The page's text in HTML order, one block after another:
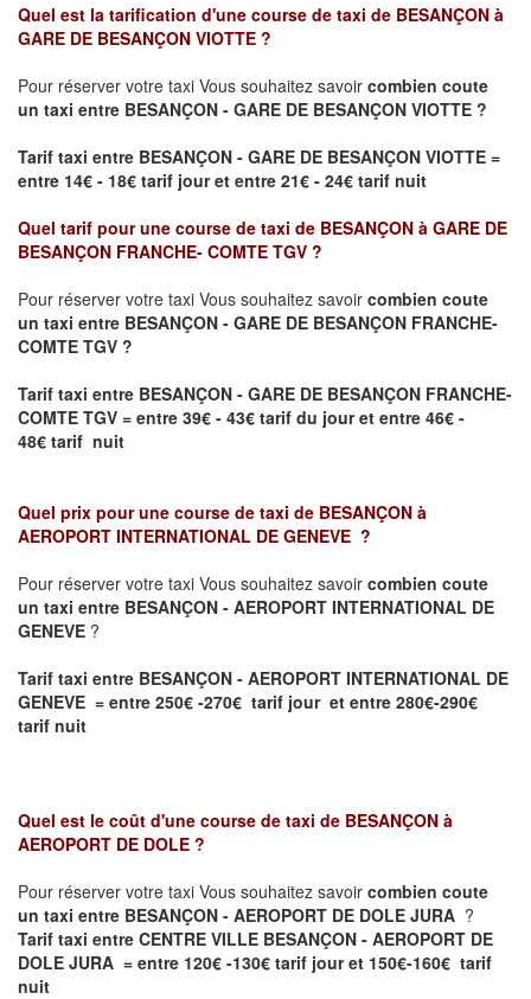
Quel est la tarification d'une course de taxi de BESANÇON à
GARE DE BESANÇON VIOTTE ?
Pour réserver votre taxi Vous souhaitez savoir combien coute
un taxi entre BESANÇON - GARE DE BESANÇON VIOTTE ?
Tarif taxi entre BESANÇON - GARE DE BESANÇON VIOTTE =
entre 14€ - 18€ tarif jour et entre 21€ - 24€ tarif nuit
Quel tarif pour une course de taxi de BESANÇON à GARE DE
BESANÇON FRANCHE- COMTE TGV ?
Pour réserver votre taxi Vous souhaitez savoir combien coute
un taxi entre BESANÇON - GARE DE BESANÇON FRANCHE-
COMTE TGV ?
Tarif taxi entre BESANÇON - GARE DE BESANÇON FRANCHE-
COMTE TGV = entre 39€ - 43€ tarif du jour et entre 46€ -
48€ tarif nuit
Quel prix pour une course de taxi de BESANÇON à
AEROPORT INTERNATIONAL DE GENEVE ?
Pour réserver votre taxi Vous souhaitez savoir combien coute
un taxi entre BESANÇON - AEROPORT INTERNATIONAL DE
GENEVE ?
Tarif taxi entre BESANÇON - AEROPORT INTERNATIONAL DE
GENEVE = entre 250€ -270€ tarif jour et entre 280€-290€
tarif nuit
Quel est le coût d'une course de taxi de BESANÇON à
AEROPORT DE DOLE ?
Pour réserver votre taxi Vous souhaitez savoir combien coute
un taxi entre BESANÇON - AEROPORT DE DOLE JURA ?
Tarif taxi entre CENTRE VILLE BESANÇON - AEROPORT DE
DOLE JURA = entre 120€ -130€ tarif jour et 150€-160€ tarif
nuit